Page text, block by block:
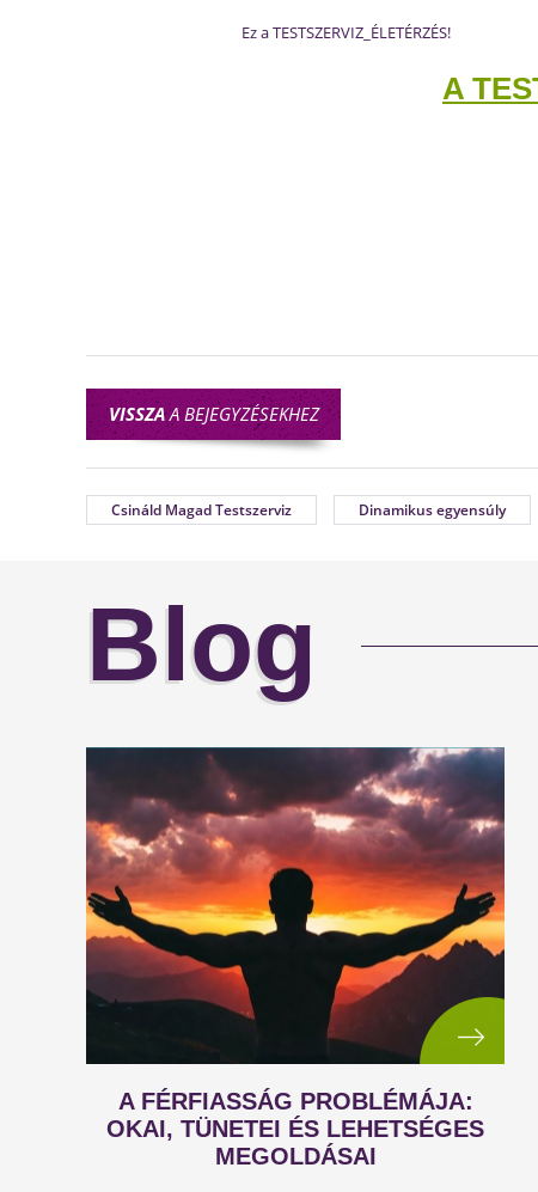
Ez a TESTSZERVIZ_ÉLETÉRZÉS!
A
VISSZAA BEJEGYZÉSEKHEZ
Csináld Magad Testszerviz Dinamikus egyensúly
Blog
A FÉRFIASSÁG PROBLÉMÁJA:
OKAI, TÜNETEI ÉS LEHETSÉGES
MEGOLDÁSAI